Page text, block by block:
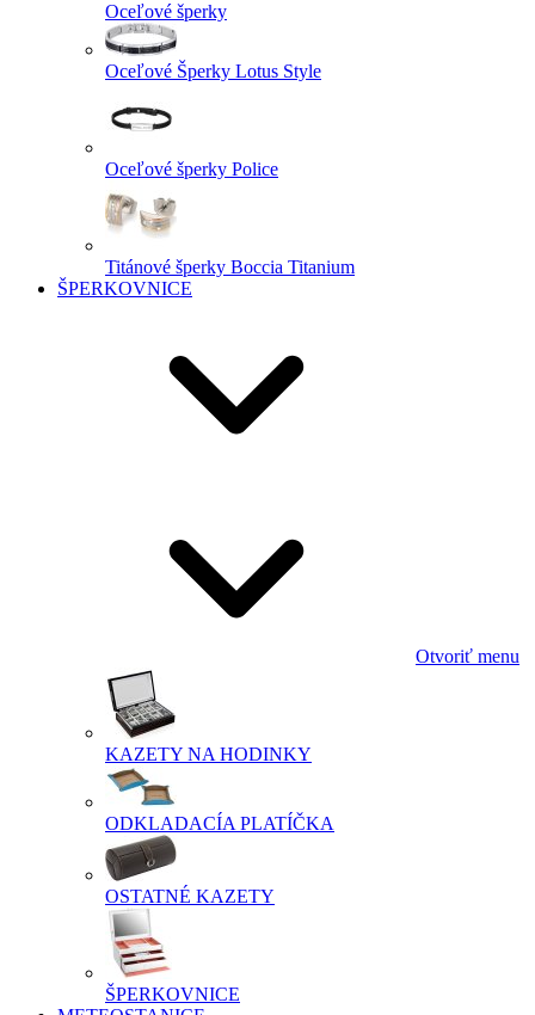
Oceľové šperky
Oceľové Šperky Lotus Style
Oceľové šperky Police
Titánové šperky Boccia Titanium
ŠPERKOVNICE
Otvoriť menu
KAZETY NA HODINKY
ODKLADACÍA PLATÍČKA
OSTATNÉ KAZETY
ŠPERKOVNICE